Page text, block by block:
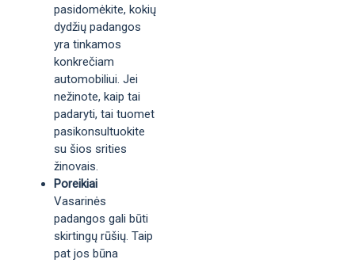
pasidomėkite, kokių
dydžių padangos
yra tinkamos
konkrečiam
automobiliui. Jei
nežinote, kaip tai
padaryti, tai tuomet
pasikonsultuokite
su šios srities
žinovais.
Poreikiai
Vasarinės
padangos gali būti
skirtingų rūšių. Taip
pat jos būna